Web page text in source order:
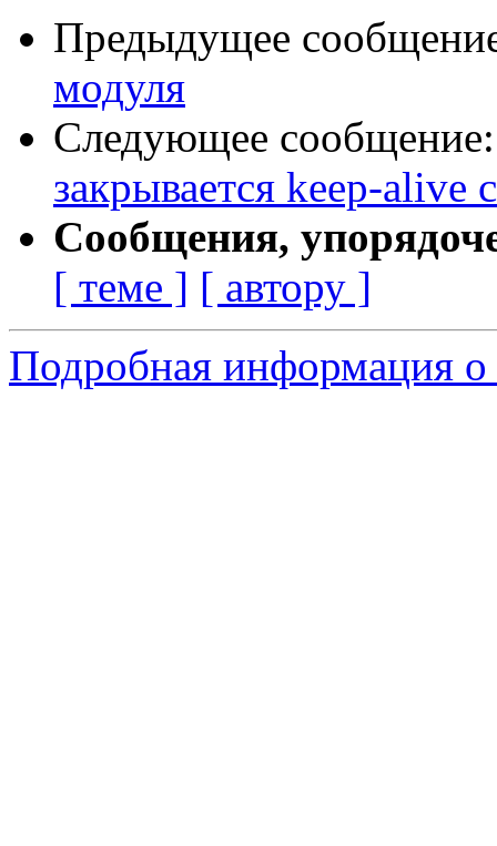
Предыдущее
модуля
Следующее
закрывается keep-alive
Сообщения,
[ теме ] [ автору ]
Подробная информация